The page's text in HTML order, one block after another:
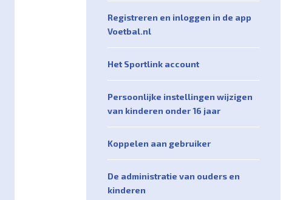
Registreren en inloggen in de app
Voetbal.nl
Het Sportlink account
Persoonlijke instellingen wijzigen
van kinderen onder 16 jaar
Koppelen aan gebruiker
De administratie van ouders en
kinderen